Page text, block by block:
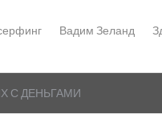
Вадим Зеланд
С ДЕНЬГАМИ